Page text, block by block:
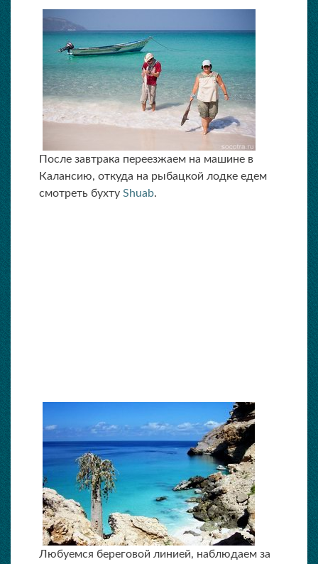
После завтрака переезжаем на машине в
Калансию, откуда на рыбацкой лодке едем
смотреть бухту Shuab.
Любуемся береговой линией, наблюдаем за